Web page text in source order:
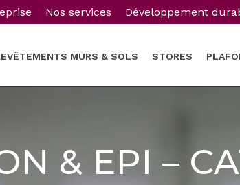
Nos services Développement
MURS & SOLS STORES
& EPI –